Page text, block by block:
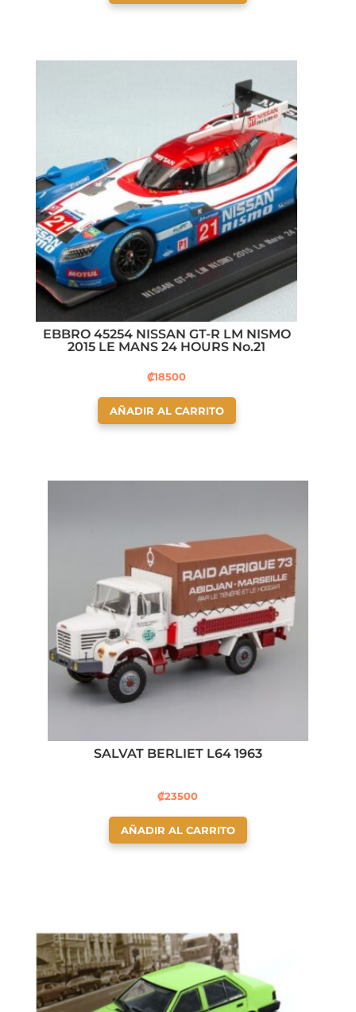
EBBRO 45254 NISSAN GT-R LM NISMO
2015 LE MANS 24 HOURS No.21
₡18500
AÑADIR AL CARRITO
SALVAT BERLIET L64 1963
₡23500
AÑADIR AL CARRITO